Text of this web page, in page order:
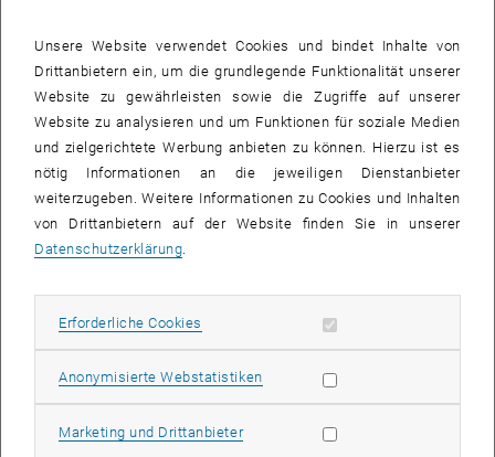
TASSEP
TASSEP (Trans-Atlantic Science Student Exchange Program)
ermöglicht Studierenden der Studien Technische Chemie und der
Technischen Physik einen gebührenfreien Austausch mit
nordamerikanischen Partneruniversitäten.
Weitere Informationen: TASSEP >>
Ein- bis zweisemestrige Aufenthalte
DieBewerbungsfristenkönnen je nach Partneruniversität variieren –
Asien, Nordamerika oder Australien). Bitte informieren Sie sich
Bitte beachten Sie hier auch den jeweiligen Fachbereich und das
notwendige Studienniveau (Manche Kooperationen lassen nur
Master Studierende zu)
Unsere Website verwendet Cookies und bindet Inhalte von
Drittanbietern ein, um die grundlegende Funktionalität unserer
Website zu gewährleisten sowie die Zugriffe auf unserer
Website zu analysieren und um Funktionen für soziale Medien
und zielgerichtete Werbung anbieten zu können. Hierzu ist es
nötig Informationen an die jeweiligen Dienstanbieter
weiterzugeben. Weitere Informationen zu Cookies und Inhalten
von Drittanbietern auf der Website finden Sie in unserer
Datenschutzerklärung.
Erforderliche Cookies Erforderliche Cookies zulassen
Anonymisierte WebstatistikenStatistik Cookies zulassen
Marketing und DrittanbieterMarketing Cookies zulassen